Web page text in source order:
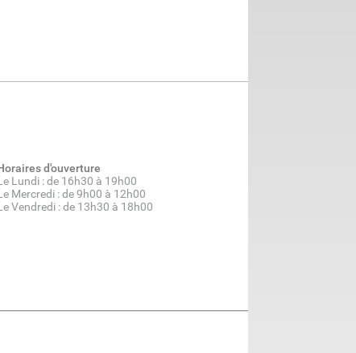
d'ouverture
Lundi : de 16h30 à 19h00
Mercredi : de 9h00 à 12h00
Vendredi : de 13h30 à 18h00